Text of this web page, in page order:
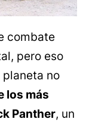
combate
pero eso
no
los más
Panther, un